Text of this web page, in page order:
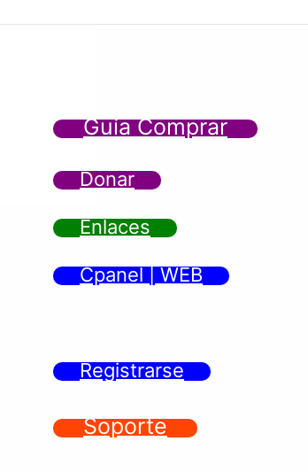
Guía Comprar
Donar
Enlaces
Cpanel | WEB
Registrarse
Soporte